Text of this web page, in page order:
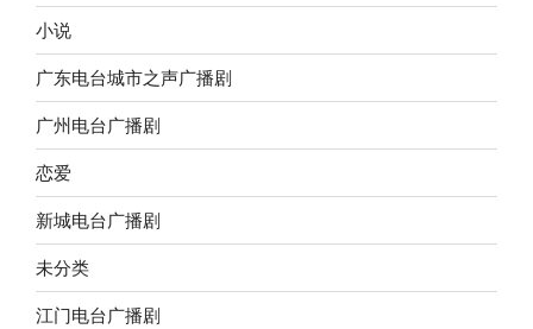
小说
广东电台城市之声广播剧
广州电台广播剧
恋爱
新城电台广播剧
未分类
江门电台广播剧